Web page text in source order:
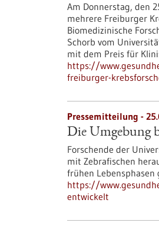
Am Donnerstag, den
mehrere Freiburger
Biomedizinische
Schorb vom
mit dem Preis für
https://
freiburger-
Pressemitteilung -
Die Umgebung
Forschende der
mit Zebrafischen
frühen Lebensphasen
https://
entwickelt